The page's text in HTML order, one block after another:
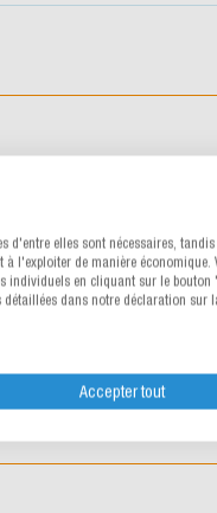
d'entre elles sont nécessaires,
l'exploiter de manière économique.
individuels en cliquant sur le bouton
dans notre déclaration sur
Accepter tout